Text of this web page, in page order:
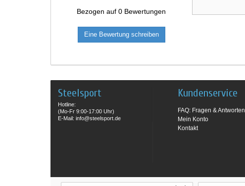
Bezogen auf0 Bewertungen
Eine Bewertung schreiben
Steelsport
Hotline:
(Mo-Fr 9:00-17:00 Uhr)
E-Mail: info@steelsport.de
Kundenservice
FAQ: Fragen & Antworten
Mein Konto
Kontakt